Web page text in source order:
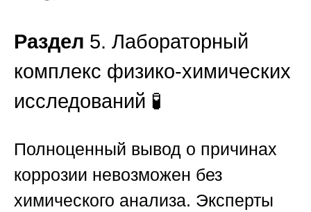
Раздел 5. Лабораторный
комплекс физико-химических
исследований 🧪
Полноценный вывод о причинах
коррозии невозможен без
химического анализа. Эксперты